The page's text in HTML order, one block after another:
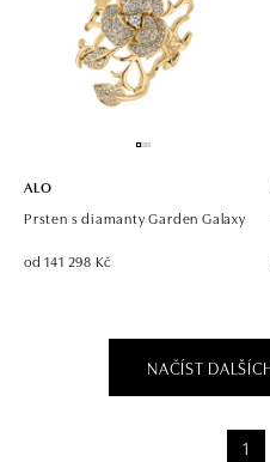
ALO
Prsten s diamanty Garden Galaxy
od 141 298 Kč
NAČÍST
1